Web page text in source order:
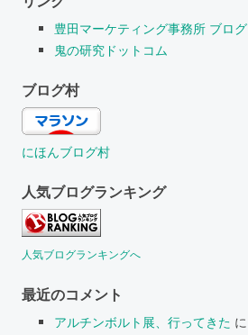
豊田マーケティング事務所 ブログ
鬼の研究ドットコム
ブログ村
にほんブログ村
人気ブログランキング
人気ブログランキングへ
最近のコメント
アルチンボルト展、行ってきた に